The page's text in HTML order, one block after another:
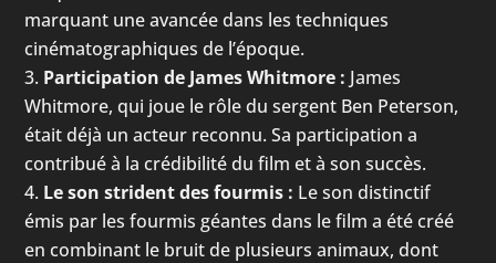
marquant une avancée dans les techniques
cinématographiques de l’époque.
Participation de James Whitmore : James
Whitmore, qui joue le rôle du sergent Ben Peterson,
était déjà un acteur reconnu. Sa participation a
contribué à la crédibilité du film et à son succès.
Le son strident des fourmis : Le son distinctif
émis par les fourmis géantes dans le film a été créé
en combinant le bruit de plusieurs animaux, dont